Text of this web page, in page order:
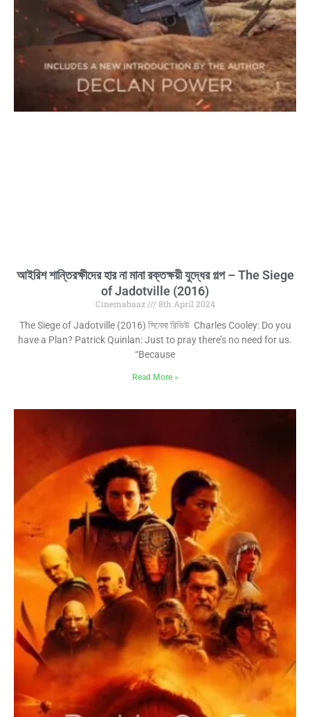
আইরিশ শান্তিরক্ষীদের হার না মানা রক্তক্ষয়ী যুদ্ধের গল্প – The Siege
of Jadotville (2016)
Cinemabaaz
8th April 2024
The Siege of Jadotville (2016) সিনেমা রিভিউ Charles Cooley: Do you
have a Plan? Patrick Quinlan: Just to pray there’s no need for us.
“Because
Read More »